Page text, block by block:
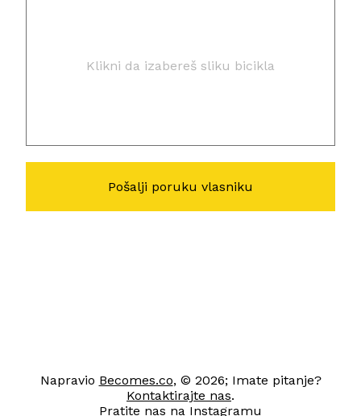
Klikni da izabereš sliku bicikla
Napravio Becomes.co, © 2026; Imate pitanje?
Kontaktirajte nas.
Pratite nas na Instagramu